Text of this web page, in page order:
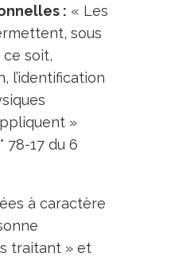
: « Les
sous
soit,
l’identification
»
78-17 du 6
à caractère
traitant » et